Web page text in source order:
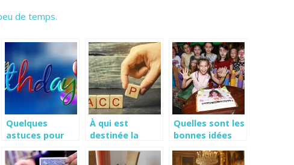
de temps.
Quelques
astuces pour
fête
À qui est
destinée la
HACCP en ligne ?
Quelles sont les
bonnes idées
l’anniversaire de